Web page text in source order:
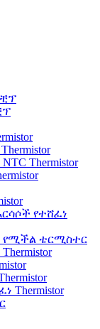
Thermistor
የተሸፈነ
የሚችል ቴርሚስተር
Thermistor